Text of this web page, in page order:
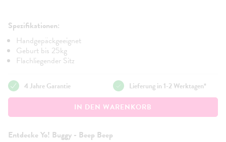
Spezifikationen:
Handgepäckgeeignet
Geburt bis 25kg
Flachliegender Sitz
4 Jahre Garantie Lieferung in 1-2 Werktagen*
IN DEN WARENKORB
Entdecke Yo! Buggy - Beep Beep